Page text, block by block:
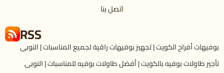
اتصل بنا
RSS
بوفيهات أفراح الكويت | تجهيز بوفيهات راقية لجميع المناسبات | النوبي
تأجير طاولات بوفيه بالكويت | أفضل طاولات بوفيه للمناسبات | النوبي